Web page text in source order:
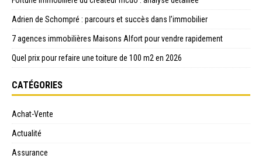
Adrien de Schompré : parcours et succès dans l’immobilier
7 agences immobilières Maisons Alfort pour vendre rapidement
Quel prix pour refaire une toiture de 100 m2 en 2026
CATÉGORIES
Achat-Vente
Actualité
Assurance